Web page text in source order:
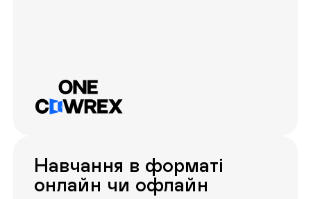
Навчання в форматі
онлайн чи офлайн